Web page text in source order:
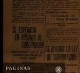
PAGINAS